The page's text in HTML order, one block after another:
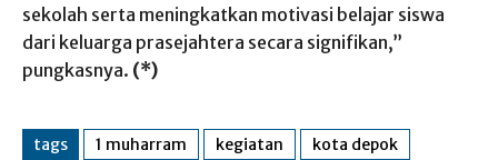
sekolah serta meningkatkan motivasi belajar siswa
dari keluarga prasejahtera secara signifikan,”
pungkasnya. (*)
tags 1 muharram kegiatan
kota depok